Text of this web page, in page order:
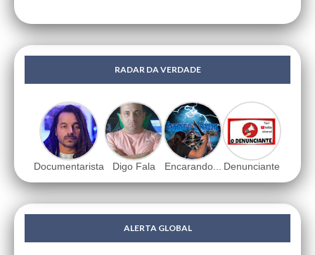
RADAR DA VERDADE
Documentarista Digo Fala Encarando... Denunciante
ALERTA GLOBAL